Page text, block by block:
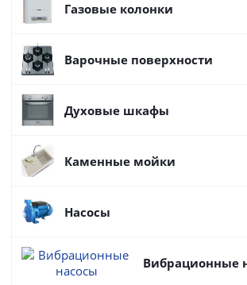
Газовые колонки
Варочные поверхности
Духовые шкафы
Каменные мойки
Насосы
Вибрационные